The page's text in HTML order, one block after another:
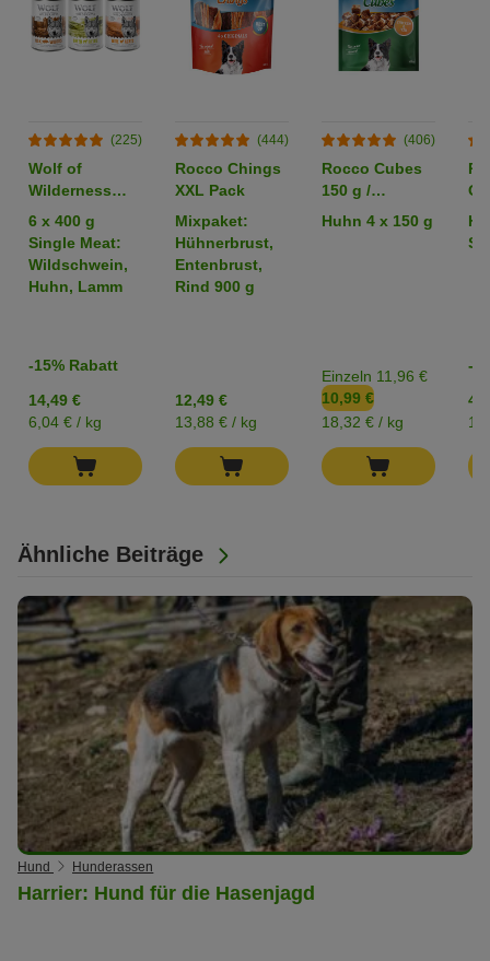
Ähnliche Beiträge
Hund Hunderassen
Harrier: Hund für die Hasenjagd
(225)
Wolf of
Wilderness
Adult -
Mixpaket
6 x 400 g
Single Meat:
Wildschwein,
Huhn, Lamm
-15% Rabatt
14,49 €
6,04 € / kg
(444)
Rocco Chings
XXL Pack
Mixpaket:
Hühnerbrust,
Entenbrust,
Rind 900 g
12,49 €
13,88 € / kg
(406)
Rocco Cubes
150 g /
Sparpaket %
Huhn 4 x 150 g
Einzeln 11,96 €
10,99 €
18,32 € / kg
-